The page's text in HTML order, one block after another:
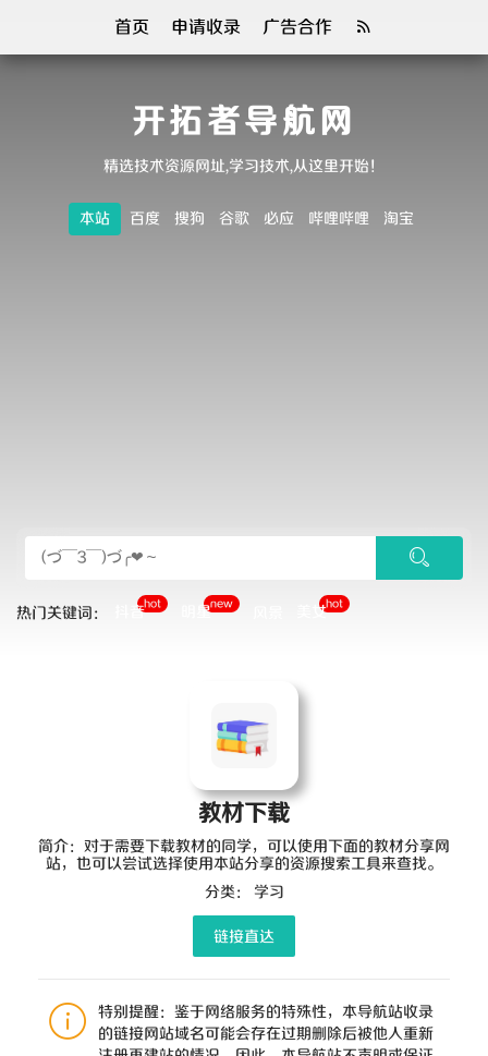
首页 申请收录 广告合作
开拓者导航网
精选技术资源网址,学习技术,从这里开始！
本站 百度 搜狗 谷歌 必应 哔哩哔哩 淘宝
热门关键词： 抖音hot 明星new 美女hot
教材下载
简介：对于需要下载教材的同学，可以使用下面的教材分享网
站，也可以尝试选择使用本站分享的资源搜索工具来查找。
分类： 学习
链接直达
特别提醒：鉴于网络服务的特殊性，本导航站收录
的链接网站域名可能会存在过期删除后被他人重新